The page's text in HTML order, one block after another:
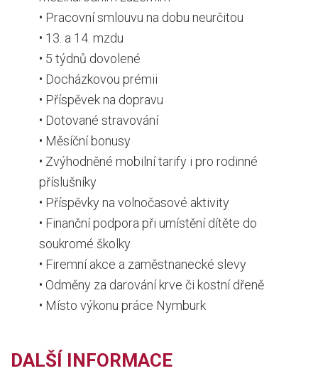
• Pracovní smlouvu na dobu neurčitou
• 13. a 14. mzdu
• 5 týdnů dovolené
• Docházkovou prémii
• Příspěvek na dopravu
• Dotované stravování
• Měsíční bonusy
• Zvýhodněné mobilní tarify i pro rodinné
příslušníky
• Příspěvky na volnočasové aktivity
• Finanční podpora při umístění dítěte do
soukromé školky
• Firemní akce a zaměstnanecké slevy
• Odměny za darování krve či kostní dřeně
• Místo výkonu práce Nymburk
DALŠÍ INFORMACE